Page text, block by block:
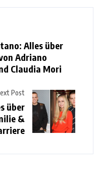
Alles über
Adriano
Claudia Mori
Post
über
&